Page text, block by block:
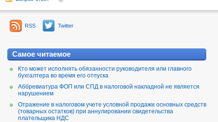
RSS Twitter
Самое читаемое
Кто может исполнять обязанности руководителя или главного
бухгалтера во время его отпуска
Аббревиатура ФОП или СПД в налоговой накладной не является
нарушением
Отражение в налоговом учете условной продажи основных средств
(товарных остатков) при аннулировании свидетельства
плательщика НДС